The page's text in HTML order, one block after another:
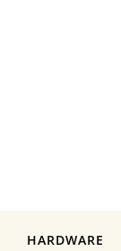
HARDWARE